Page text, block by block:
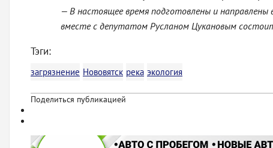
— В настоящее время подготовлены и направлены
вместе с депутатом Русланом Цукановым
Тэги:
загрязнение Нововятск река экология
Поделиться публикацией